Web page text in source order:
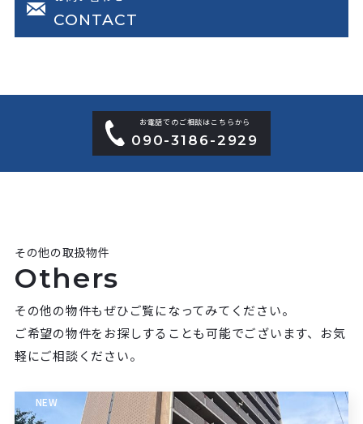
CONTACT
お電話でのご相談はこちらから
090-3186-2929
その他の取扱物件
Others
その他の物件もぜひご覧になってみてください。
ご希望の物件をお探しすることも可能でございます、お気
軽にご相談ください。
NEW